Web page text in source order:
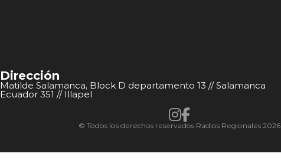
Dirección
Matilde Salamanca, Block D departamento 13 // Salamanca
Ecuador 351 // Illapel
© Todos los derechos reservados Radios Regionales 2026